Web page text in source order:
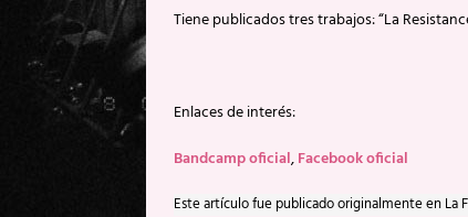
Tiene publicados tres trabajos: “La
Enlaces de interés:
Bandcamp oficial,Facebook oficial
Este artículo fue publicado originalmente en La